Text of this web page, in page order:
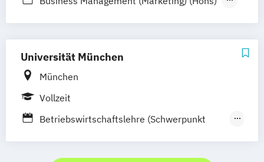
Fashion & Luxury Business
Universität München
München
Vollzeit
Betriebswirtschaftslehre (Schwerpunkt